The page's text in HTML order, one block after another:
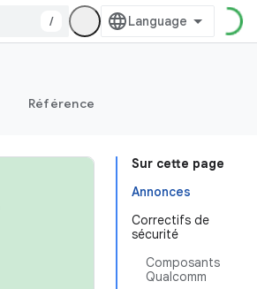
/
Référence
Sur cette page
Annonces
Correctifs de
sécurité
Composants
Qualcomm